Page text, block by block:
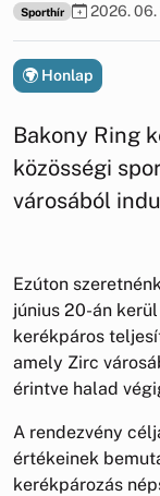
Sporthír 2026. 06.
Honlap
Bakony Ring
közösségi
városából
Ezúton
június 20-án
kerékpáros
amely Zirc
érintve halad
A rendezvény
értékeinek
kerékpározás